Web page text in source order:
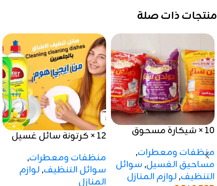
منتجات ذات صلة
10 × شيكارة مسحوق
منظفات ومعطرات,
مساحيق الغسيل, سوائل
التنظيف, لوازم المنازل
12 × كرتونة سائل غسيل
ايجى هوم
منظفات ومعطرات,
سوائل التنظيف, لوازم
المنازل